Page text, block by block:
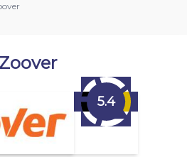
Zoover
5.4